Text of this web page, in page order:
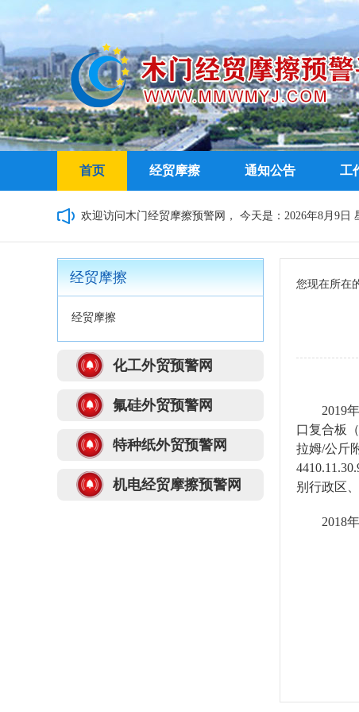
首页 经贸摩擦 通知公告 工
欢迎访问木门经贸摩擦预警网， 今天是：2026年8月9日
经贸摩擦
经贸摩擦
化工外贸预警网
氟硅外贸预警网
特种纸外贸预警网
机电经贸摩擦预警网
您现在所在
2019年
口复合板
拉姆/公斤
别行政区
2018年